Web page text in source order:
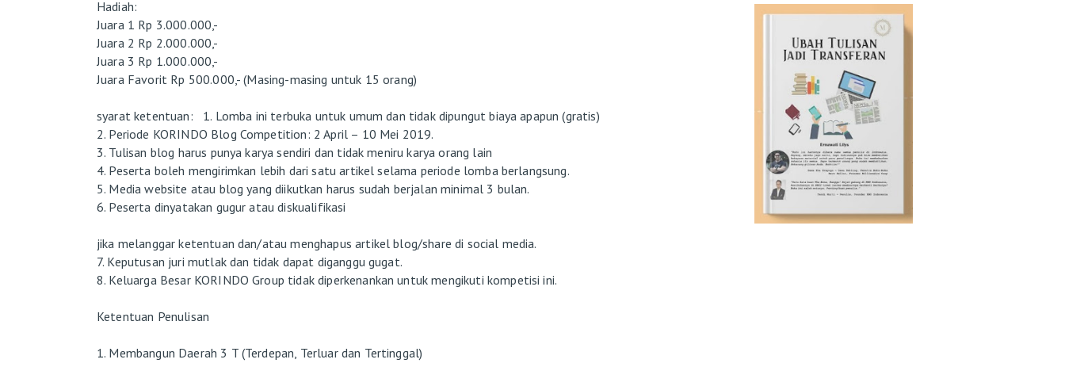
Hadiah:
Juara 1 Rp 3.000.000,-
Juara 2 Rp 2.000.000,-
Juara 3 Rp 1.000.000,-
Juara Favorit Rp 500.000,- (Masing-masing untuk 15 orang)
syarat ketentuan: 1. Lomba ini terbuka untuk umum dan tidak dipungut biaya apapun (gratis)
2. Periode KORINDO Blog Competition: 2 April – 10 Mei 2019.
3. Tulisan blog harus punya karya sendiri dan tidak meniru karya orang lain
4. Peserta boleh mengirimkan lebih dari satu artikel selama periode lomba berlangsung.
5. Media website atau blog yang diikutkan harus sudah berjalan minimal 3 bulan.
6. Peserta dinyatakan gugur atau diskualifikasi
jika melanggar ketentuan dan/atau menghapus artikel blog/share di social media.
7. Keputusan juri mutlak dan tidak dapat diganggu gugat.
8. Keluarga Besar KORINDO Group tidak diperkenankan untuk mengikuti kompetisi ini.
Ketentuan Penulisan
1. Membangun Daerah 3 T (Terdepan, Terluar dan Tertinggal)